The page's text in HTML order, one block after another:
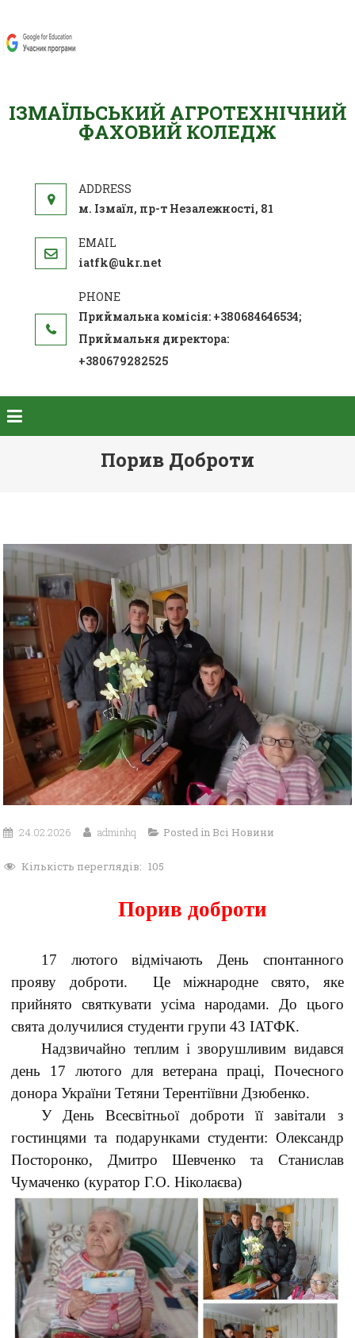
ІЗМАЇЛЬСЬКИЙ АГРОТЕХНІЧНИЙ
ФАХОВИЙ КОЛЕДЖ
м. Ізмаїл, пр-т Незалежності, 81
iatfk@ukr.net
Приймальна комісія: +380684646534;
Приймальня директора:
+380679282525
Порив Доброти
24.02.2026 adminhq Posted in Всі Новини
Кількість переглядів: 105
Порив доброти
17 лютого відмічають День спонтанного
прояву доброти. Це міжнародне свято, яке
прийнято святкувати усіма народами. До цього
свята долучилися студенти групи 43 ІАТФК.
Надзвичайно теплим і зворушливим видався
день 17 лютого для ветерана праці, Почесного
донора України Тетяни Терентіївни Дзюбенко.
У День Всесвітньої доброти її завітали з
гостинцями та подарунками студенти: Олександр
Посторонко, Дмитро Шевченко та Станислав
Чумаченко (куратор Г.О. Ніколаєва)